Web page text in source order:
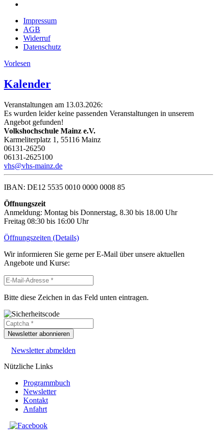
Impressum
AGB
Widerruf
Datenschutz
Vorlesen
Kalender
Veranstaltungen am 13.03.2026:
Es wurden leider keine passenden Veranstaltungen in unserem
Angebot gefunden!
Volkshochschule Mainz e.V.
Karmeliterplatz 1, 55116 Mainz
06131-26250
06131-2625100
vhs@vhs-mainz.de
IBAN: DE12 5535 0010 0000 0008 85
Öffnungszeit
Anmeldung: Montag bis Donnerstag, 8.30 bis 18.00 Uhr
Freitag 08:30 bis 16:00 Uhr
Öffnungszeiten (Details)
Wir informieren Sie gerne per E-Mail über unsere aktuellen
Angebote und Kurse:
Bitte diese Zeichen in das Feld unten eintragen.
Newsletter abonnieren
Newsletter abmelden
Nützliche Links
Programmbuch
Newsletter
Kontakt
Anfahrt